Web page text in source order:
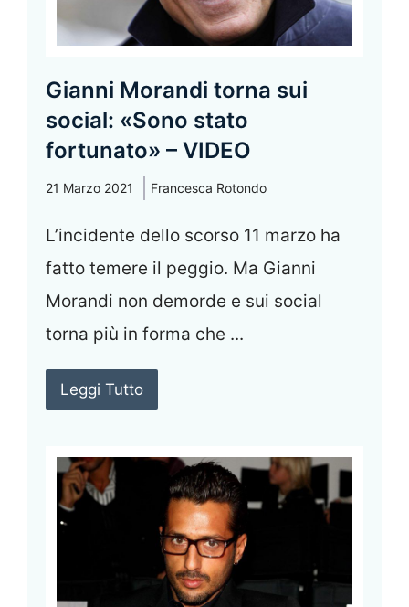
Gianni Morandi torna sui
social: «Sono stato
fortunato» – VIDEO
21 Marzo 2021 Francesca Rotondo
L’incidente dello scorso 11 marzo ha
fatto temere il peggio. Ma Gianni
Morandi non demorde e sui social
torna più in forma che ...
Leggi Tutto